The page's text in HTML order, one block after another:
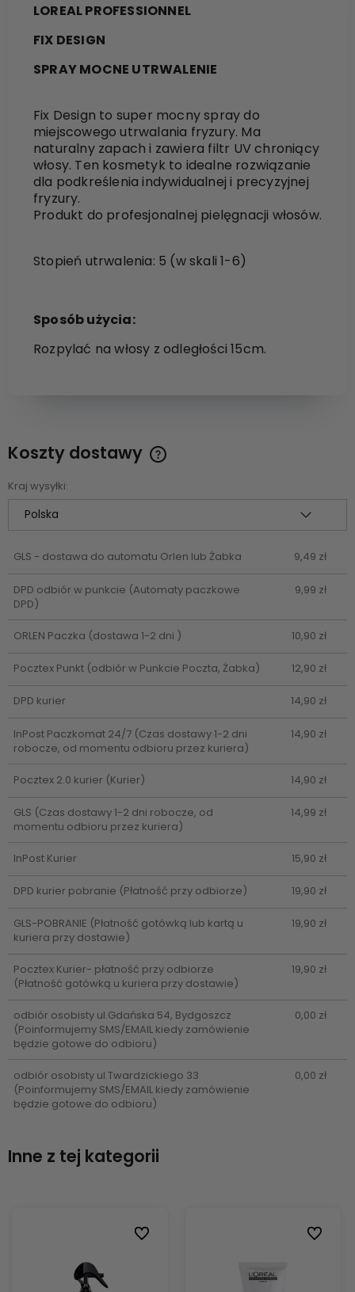
LOREAL PROFESSIONNEL
FIX DESIGN
SPRAY MOCNE UTRWALENIE
Fix Design to super mocny spray do
miejscowego utrwalania fryzury. Ma
naturalny zapach i zawiera filtr UV chroniący
włosy. Ten kosmetyk to idealne rozwiązanie
dla podkreślenia indywidualnej i precyzyjnej
fryzury.
Produkt do profesjonalnej pielęgnacji włosów.
Stopień utrwalenia: 5 (w skali 1-6)
Sposób użycia:
Rozpylać na włosy z odległości 15cm.
Koszty dostawy
Cena nie zawiera ewentualnych kosztów płatności
Kraj wysyłki:
GLS - dostawa do automatu Orlen lub Żabka 9,49 zł
DPD odbiór w punkcie (Automaty paczkowe
DPD)
9,99 zł
ORLEN Paczka (dostawa 1-2 dni ) 10,90 zł
Pocztex Punkt (odbiór w Punkcie Poczta, Żabka) 12,90 zł
DPD kurier 14,90 zł
InPost Paczkomat 24/7(Czas dostawy 1-2 dni
robocze, od momentu odbioru przez kuriera)
14,90 zł
Pocztex 2.0 kurier (Kurier) 14,90 zł
GLS (Czas dostawy 1-2 dni robocze, od
momentu odbioru przez kuriera)
14,99 zł
InPost Kurier 15,90 zł
DPD kurier pobranie (Płatność przy odbiorze) 19,90 zł
GLS-POBRANIE (Płatność gotówką lub kartą u
kuriera przy dostawie)
19,90 zł
Pocztex Kurier- płatność przy odbiorze
(Płatność gotówką u kuriera przy dostawie)
19,90 zł
odbiór osobisty ul.Gdańska 54, Bydgoszcz
(Poinformujemy SMS/EMAIL kiedy zamówienie
będzie gotowe do odbioru)
0,00 zł
odbiór osobisty ul.Twardzickiego 33
(Poinformujemy SMS/EMAIL kiedy zamówienie
będzie gotowe do odbioru)
0,00 zł
Inne z tej kategorii
Do ulubionych
Do ulubionych Do
Do